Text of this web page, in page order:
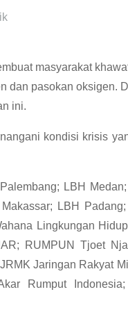
masyarakat
dan pasokan oksigen.
ini.
kondisi krisis
LBH
LBH
Lingkungan
RUMPUN Tjoet
Jaringan Rakyat
Rumput